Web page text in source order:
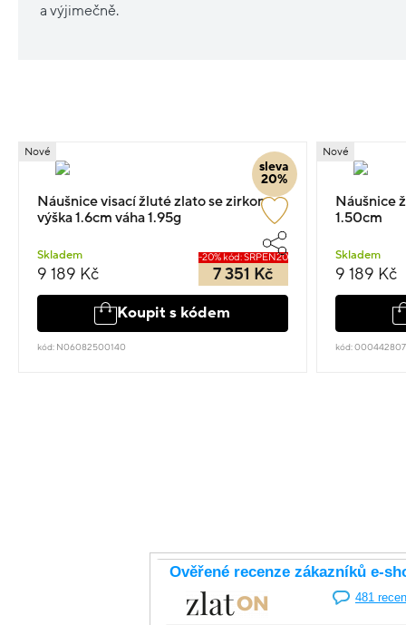
a výjimečně.
sleva
20%
Nové
Náušnice visací žluté zlato se zirkony
výška 1.6cm váha 1.95g
Skladem
9 189 Kč
-20% kód: SRPEN20
7 351 Kč
Koupit s kódem
kód: N06082500140
Nové
Náušnice
1.50cm
Skladem
9 189 Kč
kód: